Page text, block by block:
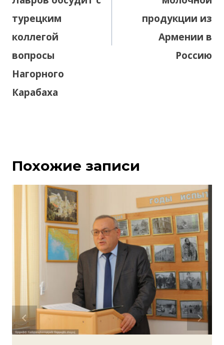
турецким
коллегой
вопросы
Нагорного
Карабаха
продукции из
Армении в
Россию
Похожие записи